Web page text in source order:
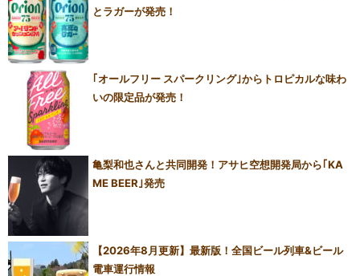
とラガーが発売！
｢オールフリー スパークリング｣からトロピカルな味わ
いの限定品が発売！
亀梨和也さんと共同開発！アサヒ空想開発局から｢KA
ME BEER｣発売
【2026年8月更新】最新版！全国ビール列車&ビール
電車運行情報